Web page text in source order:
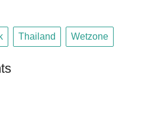
Thailand Wetzone